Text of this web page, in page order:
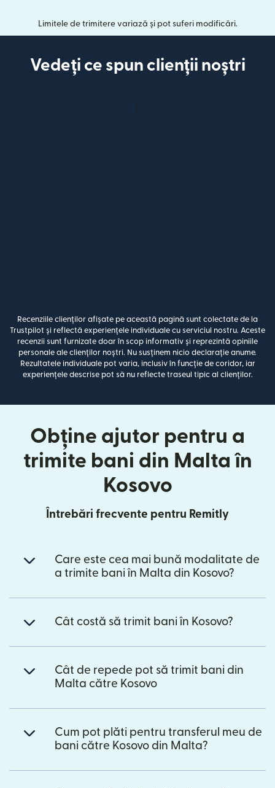
Limitele de trimitere variază și pot suferi modificări.
Vedeți ce spun clienții noștri
Recenziile clienților afișate pe această pagină sunt colectate de la
Trustpilot și reflectă experiențele individuale cu serviciul nostru. Aceste
recenzii sunt furnizate doar în scop informativ și reprezintă opiniile
personale ale clienților noștri. Nu susținem nicio declarație anume.
Rezultatele individuale pot varia, inclusiv în funcție de coridor, iar
experiențele descrise pot să nu reflecte traseul tipic al clienților.
Obține ajutor pentru a
trimite bani din Malta în
Kosovo
Întrebări frecvente pentru Remitly
Care este cea mai bună modalitate de
a trimite bani în Malta din Kosovo?
Cât costă să trimit bani în Kosovo?
Cât de repede pot să trimit bani din
Malta către Kosovo
Cum pot plăti pentru transferul meu de
bani către Kosovo din Malta?